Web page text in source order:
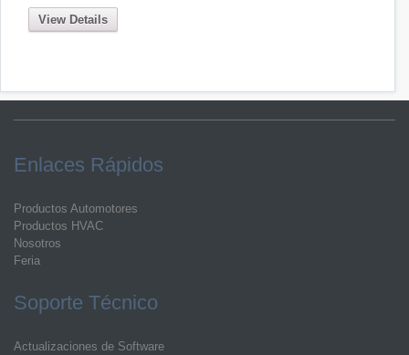
View Details
Enlaces Rápidos
Productos Automotores
Productos HVAC
Nosotros
Feria
Soporte Técnico
Actualizaciones de Software